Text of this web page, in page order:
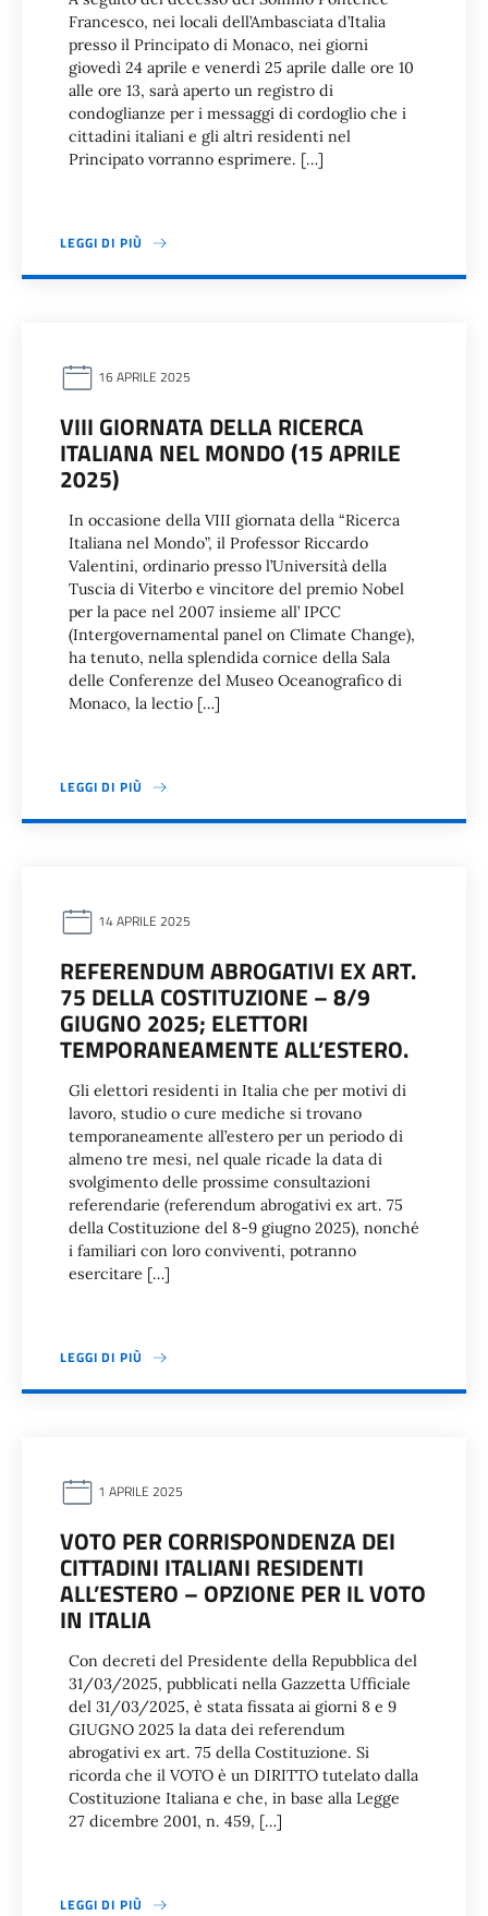
Francesco, nei locali dell’Ambasciata d’Italia
presso il Principato di Monaco, nei giorni
giovedì 24 aprile e venerdì 25 aprile dalle ore 10
alle ore 13, sarà aperto un registro di
condoglianze per i messaggi di cordoglio che i
cittadini italiani e gli altri residenti nel
Principato vorranno esprimere. […]
LEGGI DI PIÙ
16 APRILE 2025
VIII GIORNATA DELLA RICERCA
ITALIANA NEL MONDO (15 APRILE
2025)
In occasione della VIII giornata della “Ricerca
Italiana nel Mondo”, il Professor Riccardo
Valentini, ordinario presso l’Università della
Tuscia di Viterbo e vincitore del premio Nobel
per la pace nel 2007 insieme all’ IPCC
(Intergovernamental panel on Climate Change),
ha tenuto, nella splendida cornice della Sala
delle Conferenze del Museo Oceanografico di
Monaco, la lectio […]
LEGGI DI PIÙ
14 APRILE 2025
REFERENDUM ABROGATIVI EX ART.
75 DELLA COSTITUZIONE – 8/9
GIUGNO 2025; ELETTORI
TEMPORANEAMENTE ALL’ESTERO.
Gli elettori residenti in Italia che per motivi di
lavoro, studio o cure mediche si trovano
temporaneamente all’estero per un periodo di
almeno tre mesi, nel quale ricade la data di
svolgimento delle prossime consultazioni
referendarie (referendum abrogativi ex art. 75
della Costituzione del 8-9 giugno 2025), nonché
i familiari con loro conviventi, potranno
esercitare […]
LEGGI DI PIÙ
1 APRILE 2025
VOTO PER CORRISPONDENZA DEI
CITTADINI ITALIANI RESIDENTI
ALL’ESTERO – OPZIONE PER IL VOTO
IN ITALIA
Con decreti del Presidente della Repubblica del
31/03/2025, pubblicati nella Gazzetta Ufficiale
del 31/03/2025, è stata fissata ai giorni 8 e 9
GIUGNO 2025 la data dei referendum
abrogativi ex art. 75 della Costituzione. Si
ricorda che il VOTO è un DIRITTO tutelato dalla
Costituzione Italiana e che, in base alla Legge
27 dicembre 2001, n. 459, […]
LEGGI DI PIÙ